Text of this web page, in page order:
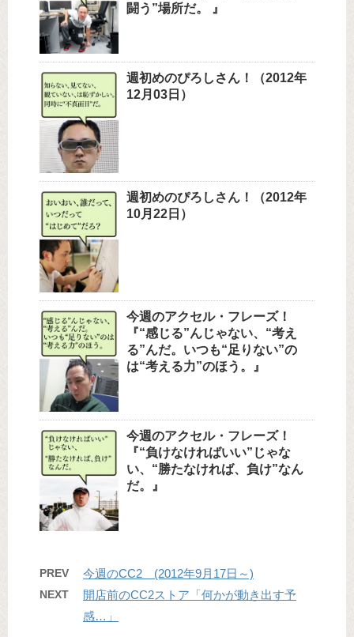
闘う”場所だ。 』
週初めのぴろしさん！（2012年
12月03日）
週初めのぴろしさん！（2012年
10月22日）
今週のアクセル・フレーズ！
『“感じる”んじゃない、“考え
る”んだ。いつも“足りない”の
は“考える力”のほう。』
今週のアクセル・フレーズ！
『“負けなければいい”じゃな
い、“勝たなければ、負け”なん
だ。』
PREV 今週のCC2 (2012年9月17日～)
NEXT
開店前のCC2ストア「何かが動き出す予
感…」